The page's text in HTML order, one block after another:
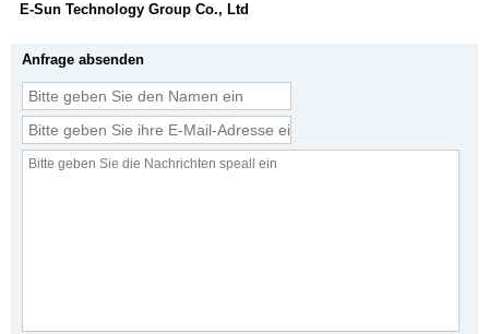
E-Sun Technology Group Co., Ltd
Anfrage absenden